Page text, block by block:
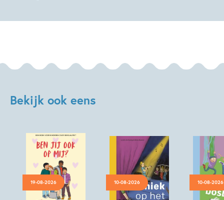
Bekijk ook eens
19-08-2026 10-08-2026 10-08-2026